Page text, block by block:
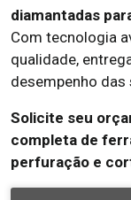
diamantadas
Com tecnologia
qualidade,
desempenho
Solicite seu
completa de
perfuração e